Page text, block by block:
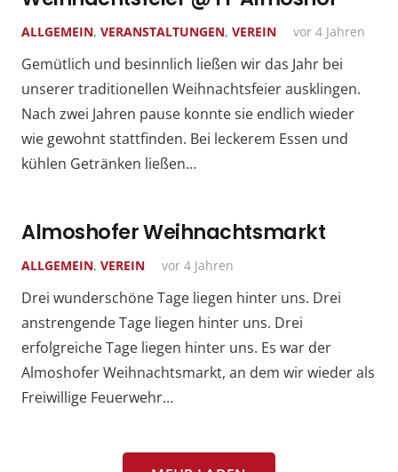
ALLGEMEIN, VERANSTALTUNGEN, VEREIN vor 4 Jahren
Gemütlich und besinnlich ließen wir das Jahr bei
unserer traditionellen Weihnachtsfeier ausklingen.
Nach zwei Jahren pause konnte sie endlich wieder
wie gewohnt stattfinden. Bei leckerem Essen und
kühlen Getränken ließen…
Almoshofer Weihnachtsmarkt
ALLGEMEIN, VEREIN vor 4 Jahren
Drei wunderschöne Tage liegen hinter uns. Drei
anstrengende Tage liegen hinter uns. Drei
erfolgreiche Tage liegen hinter uns. Es war der
Almoshofer Weihnachtsmarkt, an dem wir wieder als
Freiwillige Feuerwehr…